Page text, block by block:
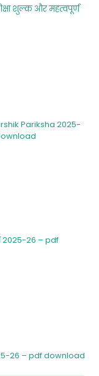
शुल्‍क और महत्‍वपूर्ण
Pariksha 2025-
Download
2025-26 – pdf
26 – pdf download